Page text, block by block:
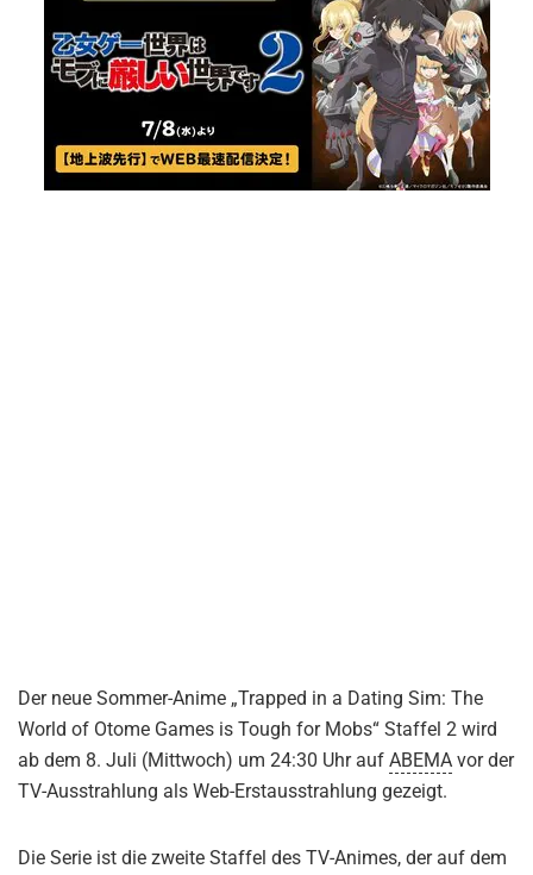
Der neue Sommer-Anime „Trapped in a Dating Sim: The
World of Otome Games is Tough for Mobs“ Staffel 2 wird
ab dem 8. Juli (Mittwoch) um 24:30 Uhr auf ABEMA vor der
TV-Ausstrahlung als Web-Erstausstrahlung gezeigt.
Die Serie ist die zweite Staffel des TV-Animes, der auf dem